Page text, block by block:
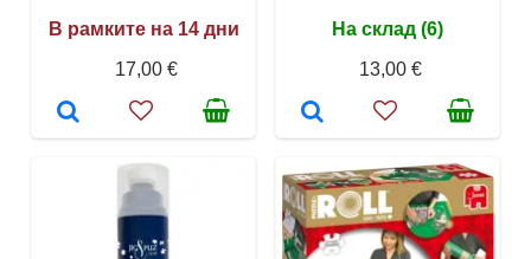
В рамките на 14 дни
17,00 €
На склад (6)
13,00 €